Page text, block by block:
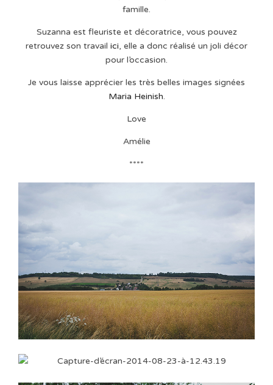
famille.
Suzanna est fleuriste et décoratrice, vous pouvez
retrouvez son travail ici, elle a donc réalisé un joli décor
pour l’occasion.
Je vous laisse apprécier les très belles images signées
Maria Heinish.
Love
Amélie
****